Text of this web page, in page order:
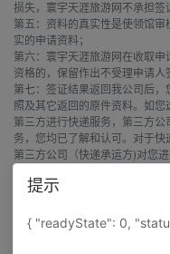
损失，寰宇天涯旅游网不承担签
第五：资料的真实性是使领馆
实的申请资料；
第六：寰宇天涯旅游网在收取
资格的，保留作出不受理申请人
第七：签证结果返回我公司后
照及其它返回的原件资料。如
第三方进行快递服务，第三方
务，您均已了解和认可。对于
第三方公司（快递承运方)对您
第八：使馆保留要求申请人补
提示
{ "readyState": 0,